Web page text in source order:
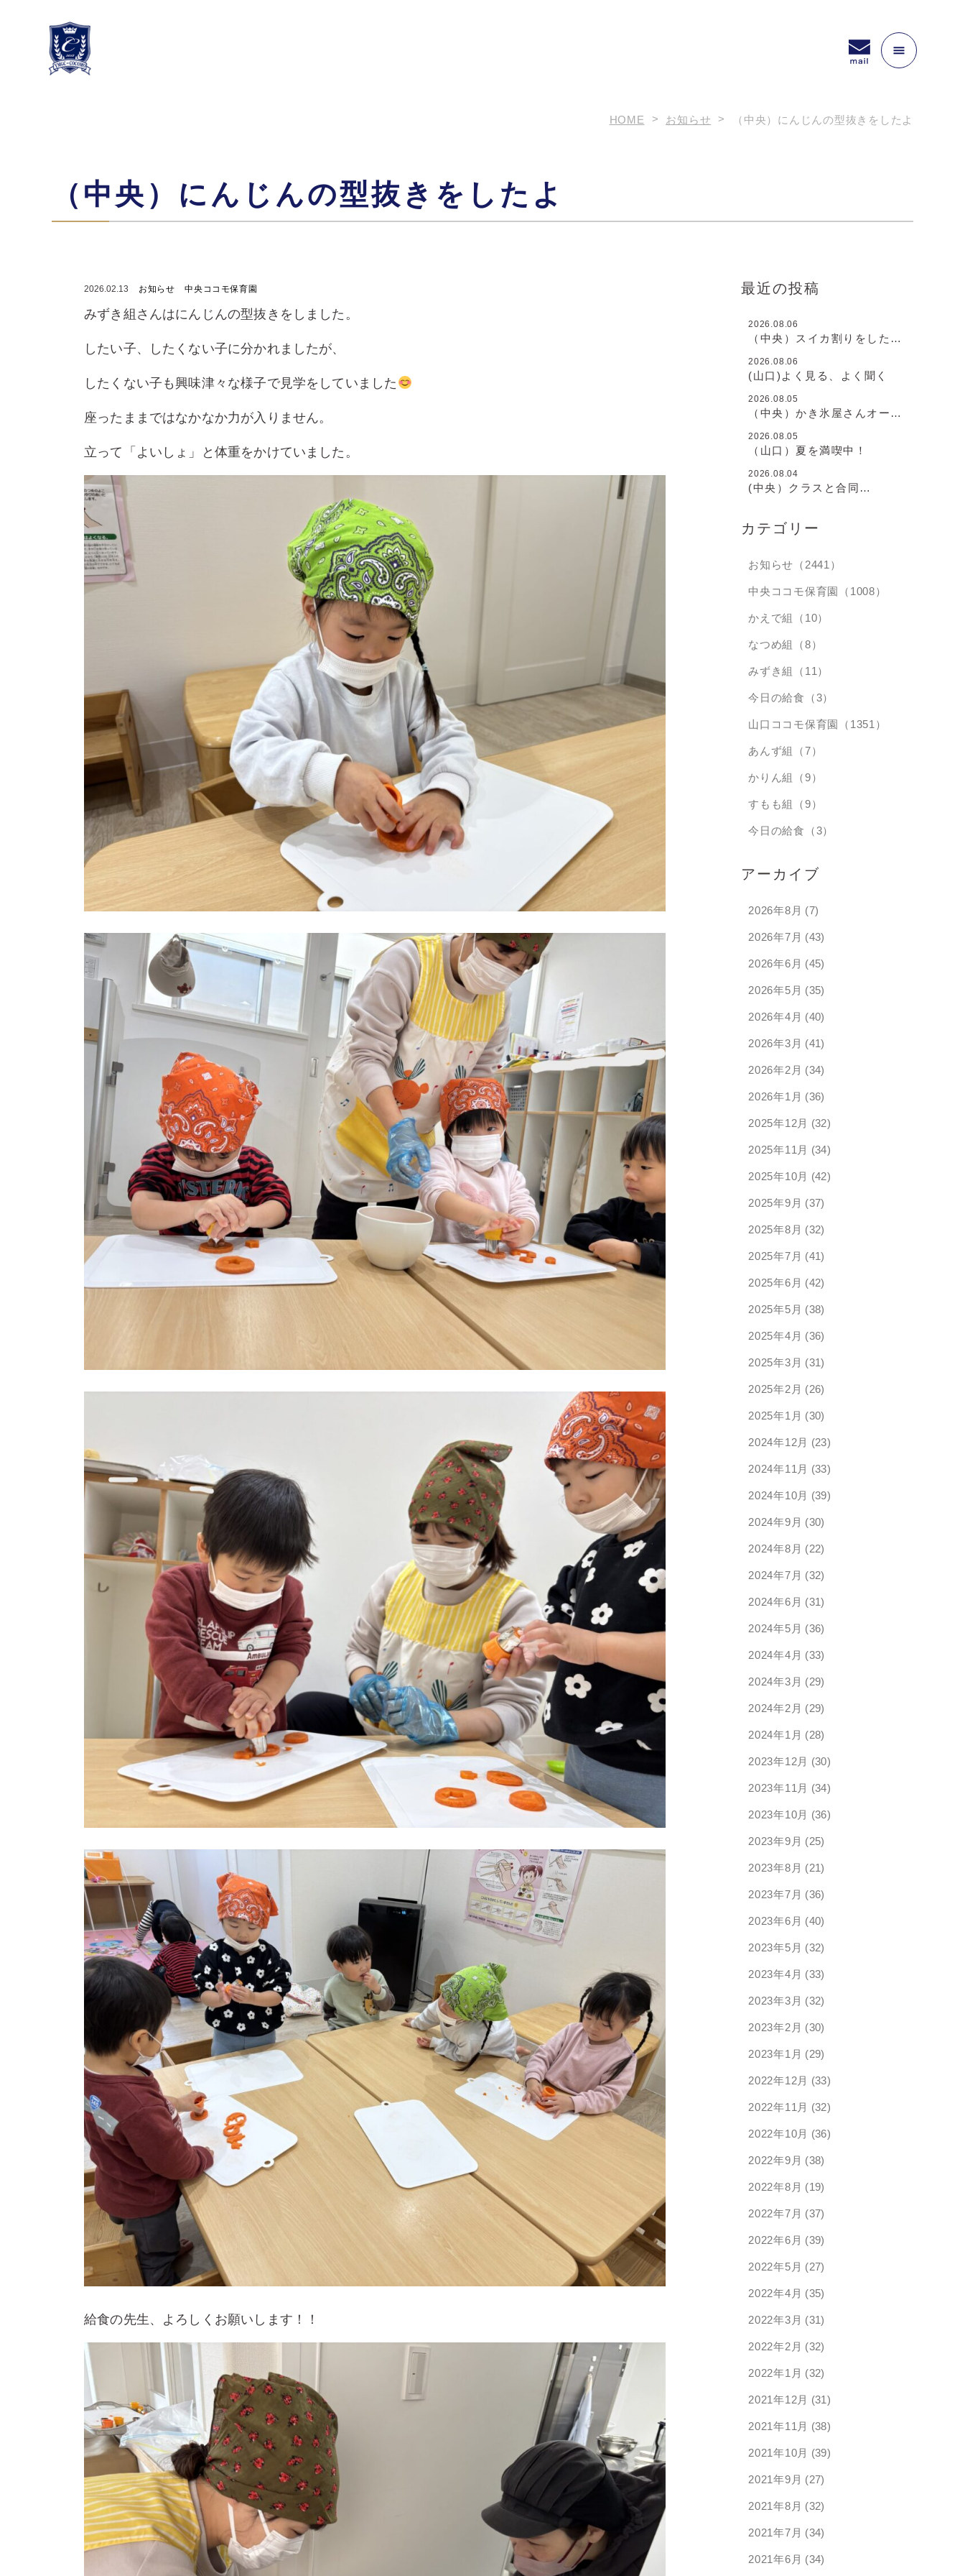
HOME お知らせ （中央）にんじんの型抜きをしたよ
（中央）にんじんの型抜きをしたよ
2026.02.13 お知らせ 中央ココモ保育園
みずき組さんはにんじんの型抜きをしました。
したい子、したくない子に分かれましたが、
したくない子も興味津々な様子で見学をしていました
座ったままではなかなか力が入りません。
立って「よいしょ」と体重をかけていました。
給食の先生、よろしくお願いします！！
最近の投稿
2026.08.06
（中央）スイカ割りをしたよ
2026.08.06
(山口)よく見る、よく聞く
2026.08.05
（中央）かき氷屋さんオープ
2026.08.05
（山口）夏を満喫中！
2026.08.04
(中央）クラスと合同
カテゴリー
お知らせ（2441）
中央ココモ保育園（1008）
かえで組（10）
なつめ組（8）
みずき組（11）
今日の給食（3）
山口ココモ保育園（1351）
あんず組（7）
かりん組（9）
すもも組（9）
今日の給食（3）
アーカイブ
2026年8月 (7)
2026年7月 (43)
2026年6月 (45)
2026年5月 (35)
2026年4月 (40)
2026年3月 (41)
2026年2月 (34)
2026年1月 (36)
2025年12月 (32)
2025年11月 (34)
2025年10月 (42)
2025年9月 (37)
2025年8月 (32)
2025年7月 (41)
2025年6月 (42)
2025年5月 (38)
2025年4月 (36)
2025年3月 (31)
2025年2月 (26)
2025年1月 (30)
2024年12月 (23)
2024年11月 (33)
2024年10月 (39)
2024年9月 (30)
2024年8月 (22)
2024年7月 (32)
2024年6月 (31)
2024年5月 (36)
2024年4月 (33)
2024年3月 (29)
2024年2月 (29)
2024年1月 (28)
2023年12月 (30)
2023年11月 (34)
2023年10月 (36)
2023年9月 (25)
2023年8月 (21)
2023年7月 (36)
2023年6月 (40)
2023年5月 (32)
2023年4月 (33)
2023年3月 (32)
2023年2月 (30)
2023年1月 (29)
2022年12月 (33)
2022年11月 (32)
2022年10月 (36)
2022年9月 (38)
2022年8月 (19)
2022年7月 (37)
2022年6月 (39)
2022年5月 (27)
2022年4月 (35)
2022年3月 (31)
2022年2月 (32)
2022年1月 (32)
2021年12月 (31)
2021年11月 (38)
2021年10月 (39)
2021年9月 (27)
2021年8月 (32)
2021年7月 (34)
2021年6月 (34)